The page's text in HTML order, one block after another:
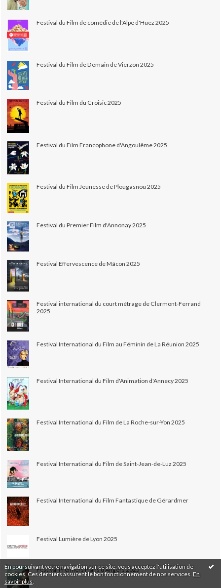
En poursuivant votre navigation sur ce site, vous acceptez l'utilisation de
cookies. Ces derniers assurent le bon fonctionnement de nos services. En
savoir plus
Festival du Film de comédie de l'Alpe d'Huez 2025
Festival du Film de Demain de Vierzon 2025
Festival du Film du Croisic 2025
Festival du Film Francophone d'Angoulême 2025
Festival du Film Jeunesse de Plougasnou 2025
Festival du Premier Film d'Annonay 2025
Festival Effervescence de Mâcon 2025
Festival international du court métrage de Clermont-Ferrand
2025
Festival International du Film au Féminin de La Réunion 2025
Festival International du Film d'Animation d'Annecy 2025
Festival International du Film de La Roche-sur-Yon 2025
Festival International du Film de Saint-Jean-de-Luz 2025
Festival International du Film Fantastique de Gérardmer
Festival Lumière de Lyon 2025
Festival Premiers Plans d'Angers 2025